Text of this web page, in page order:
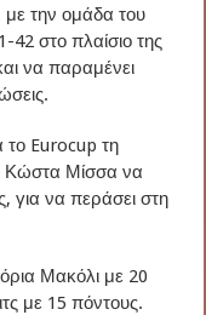
την ομάδα του
42 στο πλαίσιο της
να παραμένει
το Eurocup τη
Κώστα Μίσσα να
για να περάσει στη
Μακόλι με 20
με 15 πόντους.